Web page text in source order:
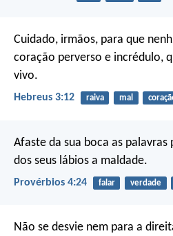
Cuidado, irmãos, para que
coração perverso e incrédulo,
vivo.
Hebreus 3:12 raiva mal
Afaste da sua boca as palavras
dos seus lábios a maldade.
Provérbios 4:24 falar verdade
Não se desvie nem para a